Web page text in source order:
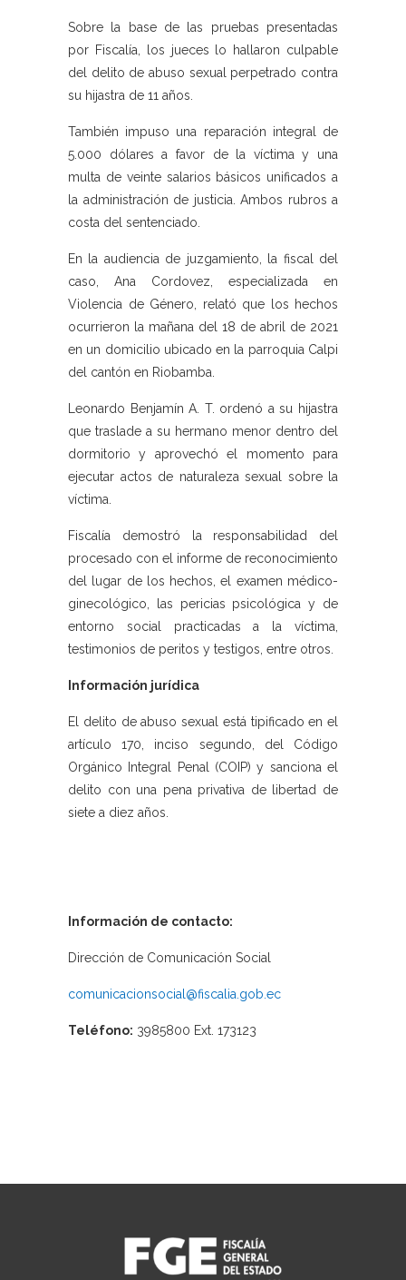
Sobre la base de las pruebas presentadas
por Fiscalía, los jueces lo hallaron culpable
del delito de abuso sexual perpetrado contra
su hijastra de 11 años.
También impuso una reparación integral de
5.000 dólares a favor de la víctima y una
multa de veinte salarios básicos unificados a
la administración de justicia. Ambos rubros a
costa del sentenciado.
En la audiencia de juzgamiento, la fiscal del
caso, Ana Cordovez, especializada en
Violencia de Género, relató que los hechos
ocurrieron la mañana del 18 de abril de 2021
en un domicilio ubicado en la parroquia Calpi
del cantón en Riobamba.
Leonardo Benjamín A. T. ordenó a su hijastra
que traslade a su hermano menor dentro del
dormitorio y aprovechó el momento para
ejecutar actos de naturaleza sexual sobre la
víctima.
Fiscalía demostró la responsabilidad del
procesado con el informe de reconocimiento
del lugar de los hechos, el examen médico-
ginecológico, las pericias psicológica y de
entorno social practicadas a la víctima,
testimonios de peritos y testigos, entre otros.
Información jurídica
El delito de abuso sexual está tipificado en el
artículo 170, inciso segundo, del Código
Orgánico Integral Penal (COIP) y sanciona el
delito con una pena privativa de libertad de
siete a diez años.
Información de contacto:
Dirección de Comunicación Social
comunicacionsocial@fiscalia.gob.ec
Teléfono: 3985800 Ext. 173123